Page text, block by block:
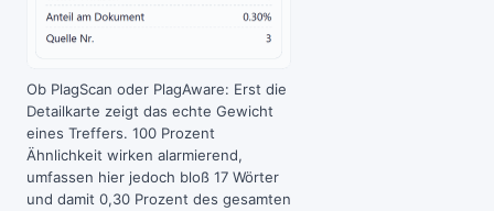
Ob PlagScan oder PlagAware: Erst die
Detailkarte zeigt das echte Gewicht
eines Treffers. 100 Prozent
Ähnlichkeit wirken alarmierend,
umfassen hier jedoch bloß 17 Wörter
und damit 0,30 Prozent des gesamten